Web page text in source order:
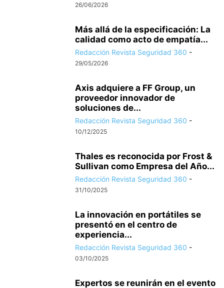
26/06/2026
Más allá de la especificación: La
calidad como acto de empatía...
Redacción Revista Seguridad 360 -
29/05/2026
Axis adquiere a FF Group, un
proveedor innovador de
soluciones de...
Redacción Revista Seguridad 360 -
10/12/2025
Thales es reconocida por Frost &
Sullivan como Empresa del Año...
Redacción Revista Seguridad 360 -
31/10/2025
La innovación en portátiles se
presentó en el centro de
experiencia...
Redacción Revista Seguridad 360 -
03/10/2025
Expertos se reunirán en el evento